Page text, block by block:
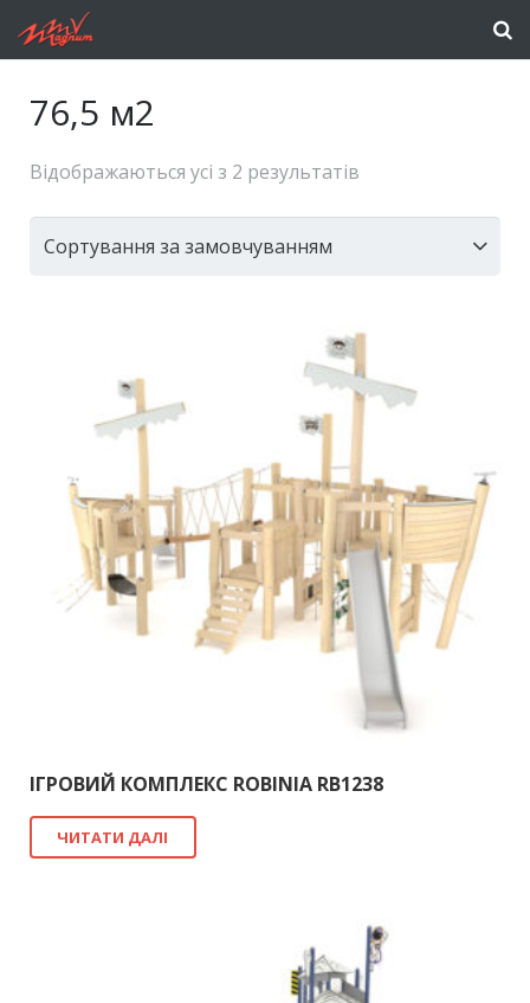
76,5 м2
Відображаються усі з 2 результатів
ІГРОВИЙ КОМПЛЕКС ROBINIA RB1238
ЧИТАТИ ДАЛІ